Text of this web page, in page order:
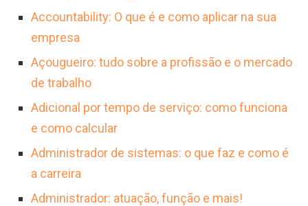
Accountability: O que é e como aplicar na sua
empresa
Açougueiro: tudo sobre a profissão e o mercado
de trabalho
Adicional por tempo de serviço: como funciona
e como calcular
Administrador de sistemas: o que faz e como é
a carreira
Administrador: atuação, função e mais!